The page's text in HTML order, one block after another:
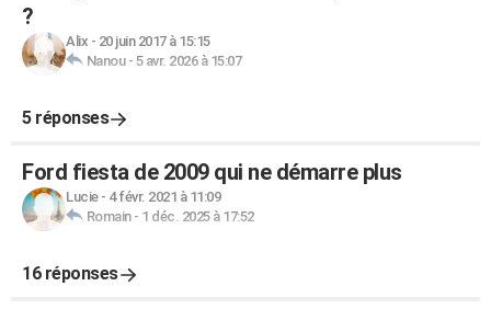
?
Alix - 20 juin 2017 à 15:15
Nanou- 5 avr. 2026 à 15:07
5 réponses
Ford fiesta de 2009 qui ne démarre plus
Lucie- 4 févr. 2021 à 11:09
Romain- 1 déc. 2025 à 17:52
16 réponses